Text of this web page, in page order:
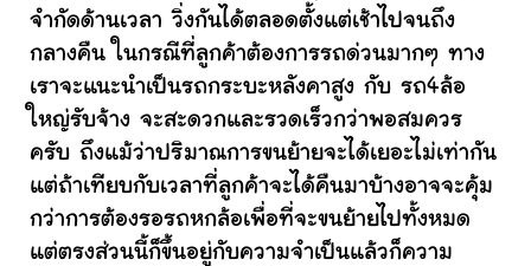
จำกัดด้านเวลา วิ่งกันได้ตลอดตั้งแต่เช้าไปจนถึง
กลางคืน ในกรณีที่ลูกค้าต้องการรถด่วนมากๆ ทาง
เราจะแนะนำเป็นรถกระบะหลังคาสูง กับ รถ4ล้อ
ใหญ่รับจ้าง จะสะดวกและรวดเร็วกว่าพอสมควร
ครับ ถึงแม้ว่าปริมาณการขนย้ายจะได้เยอะไม่เท่ากัน
แต่ถ้าเทียบกับเวลาที่ลูกค้าจะได้คืนมาบ้างอาจจะคุ้ม
กว่าการต้องรอรถหกล้อเพื่อที่จะขนย้ายไปทั้งหมด
แต่ตรงส่วนนี้ก็ขึ้นอยู่กับความจำเป็นแล้วก็ความ